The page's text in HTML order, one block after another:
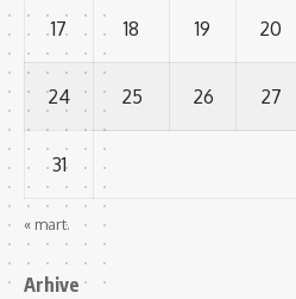
17 18 19 20
24 25 26 27
31
« mart.
Arhive